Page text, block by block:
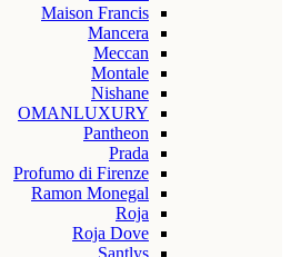
Maison Francis
Mancera
Meccan
Montale
Nishane
OMANLUXURY
Pantheon
Prada
Profumo di Firenze
Ramon Monegal
Roja
Roja Dove
Santlys